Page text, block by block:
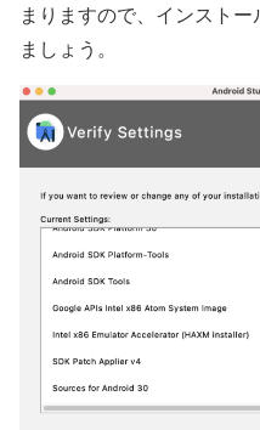
まりますので、インストー
ましょう。